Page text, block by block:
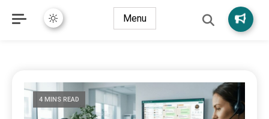
Menu
4 MINS READ